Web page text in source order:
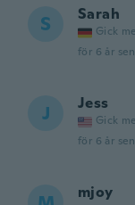
S Sarah
Gick
för 6 år sen
J Jess
Gick
för 6 år sen
mjoy